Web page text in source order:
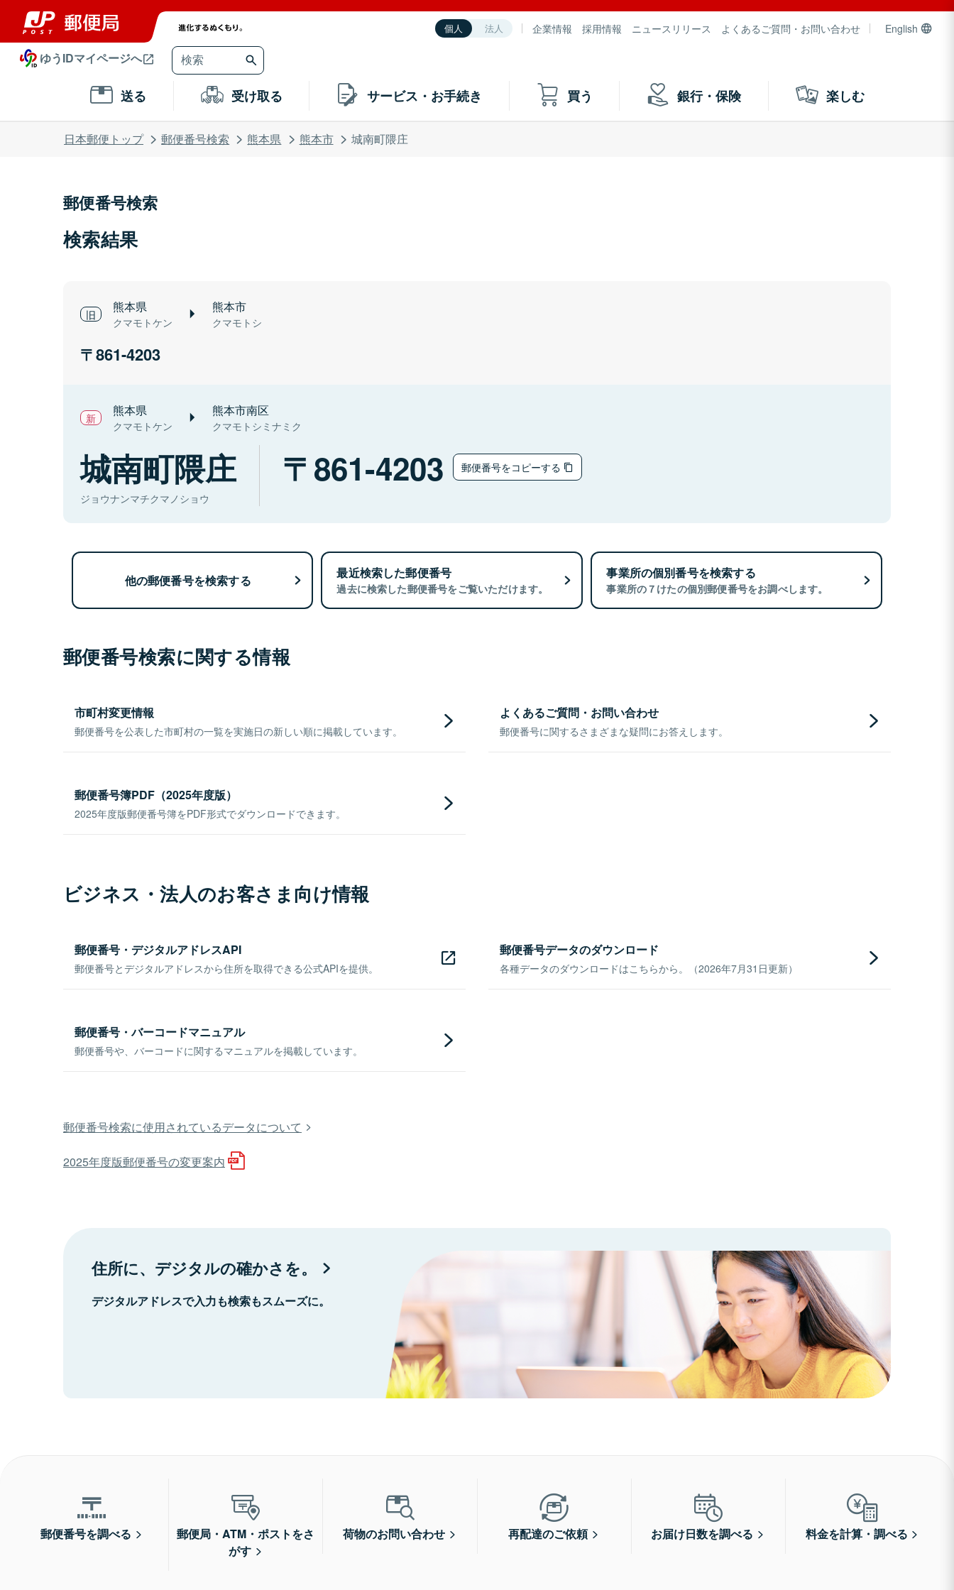
個人 法人 企業情報 採用情報 ニュースリリース よくあるご質問・お問い合わせ English
ゆうIDマイページへ
送る 受け取る サービス・お手続き 買う 銀行・保険 楽しむ
日本郵便トップ 郵便番号検索 熊本県 熊本市 城南町隈庄
郵便番号検索
検索結果
熊本県
クマモトケン
熊本市
クマモトシ
861-4203
熊本県
クマモトケン
熊本市南区
クマモトシミナミク
城南町隈庄
ジョウナンマチクマノショウ
861-4203 郵便番号をコピーする
他の郵便番号を検索する 最近検索した郵便番号
過去に検索した郵便番号をご覧いただけます。
事業所の個別番号を検索する
事業所の７けたの個別郵便番号をお調べします。
郵便番号検索に関する情報
市町村変更情報
郵便番号を公表した市町村の一覧を実施日の新しい順に掲載しています。
よくあるご質問・お問い合わせ
郵便番号に関するさまざまな疑問にお答えします。
郵便番号簿PDF（2025年度版）
2025年度版郵便番号簿をPDF形式でダウンロードできます。
ビジネス・法人のお客さま向け情報
郵便番号・デジタルアドレスAPI
郵便番号とデジタルアドレスから住所を取得できる公式APIを提供。
郵便番号データのダウンロード
各種データのダウンロードはこちらから。（2026年7月31日更新）
郵便番号・バーコードマニュアル
郵便番号や、バーコードに関するマニュアルを掲載しています。
郵便番号検索に使用されているデータについて
2025年度版郵便番号の変更案内
住所に、デジタルの確かさを。
デジタルアドレスで入力も検索もスムーズに。
郵便番号を調べる
郵便局・ATM・ポストをさ
がす
荷物のお問い合わせ 再配達のご依頼 お届け日数を調べる 料金を計算・調べる